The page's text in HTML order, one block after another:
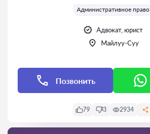
Административное право
Адвокат, юрист
Майлуу-Суу
Позвонить
79 3 2934